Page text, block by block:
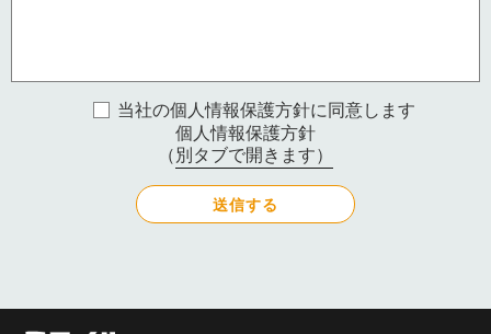
当社の個人情報保護方針に同意します
個人情報保護方針
（別タブで開きます）